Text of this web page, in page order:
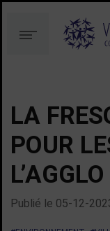
au
contenu
à
Menu
LA
POUR
L’AGGLO
Publié le 05-12-